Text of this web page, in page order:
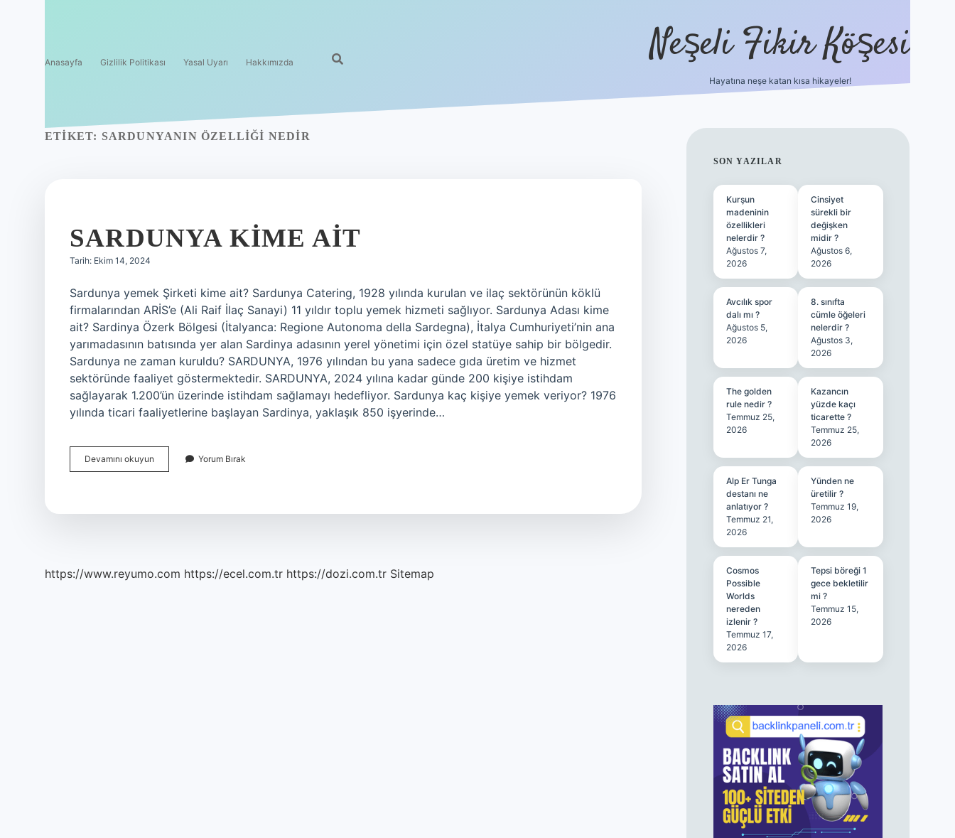
Anasayfa Gizlilik Politikası Yasal Uyarı Hakkımızda Neşeli Fikir Köşesi
Hayatına neşe katan kısa hikayeler!
ETIKET: SARDUNYANIN ÖZELLIĞI NEDIR
SARDUNYA KIME AIT
Tarih: Ekim 14, 2024
Sardunya yemek Şirketi kime ait? Sardunya Catering, 1928 yılında kurulan ve ilaç sektörünün köklü
firmalarından ARİS’e (Ali Raif İlaç Sanayi) 11 yıldır toplu yemek hizmeti sağlıyor. Sardunya Adası kime
ait? Sardinya Özerk Bölgesi (İtalyanca: Regione Autonoma della Sardegna), İtalya Cumhuriyeti’nin ana
yarımadasının batısında yer alan Sardinya adasının yerel yönetimi için özel statüye sahip bir bölgedir.
Sardunya ne zaman kuruldu? SARDUNYA, 1976 yılından bu yana sadece gıda üretim ve hizmet
sektöründe faaliyet göstermektedir. SARDUNYA, 2024 yılına kadar günde 200 kişiye istihdam
sağlayarak 1.200’ün üzerinde istihdam sağlamayı hedefliyor. Sardunya kaç kişiye yemek veriyor? 1976
yılında ticari faaliyetlerine başlayan Sardinya, yaklaşık 850 işyerinde…
Devamını okuyun Sardunya
Kime
Yorum Bırak
https://www.reyumo.com https://ecel.com.tr https://dozi.com.tr Sitemap
SIDEBAR
SON YAZILAR
Kurşun
madeninin
özellikleri
nelerdir ?
Ağustos 7,
2026
Cinsiyet
sürekli bir
değişken
midir ?
Ağustos 6,
2026
Avcılık spor
dalı mı ?
Ağustos 5,
2026
8. sınıfta
cümle öğeleri
nelerdir ?
Ağustos 3,
2026
The golden
rule nedir ?
Temmuz 25,
2026
Kazancın
yüzde kaçı
ticarette ?
Temmuz 25,
2026
Alp Er Tunga
destanı ne
anlatıyor ?
Temmuz 21,
2026
Yünden ne
üretilir ?
Temmuz 19,
2026
Cosmos
Possible
Worlds
nereden
izlenir ?
Temmuz 17,
2026
Tepsi böreği 1
gece bekletilir
mi ?
Temmuz 15,
2026